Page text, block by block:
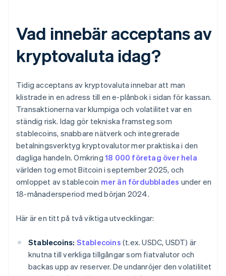
Vad innebär acceptans av
kryptovaluta idag?
Tidig acceptans av kryptovaluta innebar att man
klistrade in en adress till en e-plånbok i sidan för kassan.
Transaktionerna var klumpiga och volatilitet var en
ständig risk. Idag gör tekniska framsteg som
stablecoins, snabbare nätverk och integrerade
betalningsverktyg kryptovalutor mer praktiska i den
dagliga handeln. Omkring 18 000 företag över hela
världen tog emot Bitcoin i september 2025, och
omloppet av stablecoin mer än fördubblades under en
18-månadersperiod med början 2024.
Här är en titt på två viktiga utvecklingar:
Stablecoins: Stablecoins (t.ex. USDC, USDT) är
knutna till verkliga tillgångar som fiatvalutor och
backas upp av reserver. De undanröjer den volatilitet